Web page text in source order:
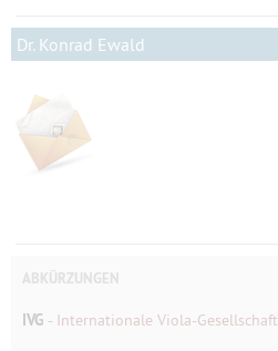
Dr. Konrad Ewald
ABKÜRZUNGEN
IVG - Internationale Viola-Gesellschaft